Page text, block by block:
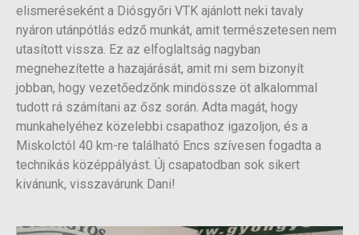
elismeréseként a Diósgyőri VTK ajánlott neki tavaly
nyáron utánpótlás edző munkát, amit természetesen nem
utasított vissza. Ez az elfoglaltság nagyban
megnehezítette a hazajárását, amit mi sem bizonyít
jobban, hogy vezetőedzőnk mindössze öt alkalommal
tudott rá számítani az ősz során. Adta magát, hogy
munkahelyéhez közelebbi csapathoz igazoljon, és a
Miskolctól 40 km-re található Encs szívesen fogadta a
technikás középpályást. Új csapatodban sok sikert
kivánunk, visszavárunk Dani!